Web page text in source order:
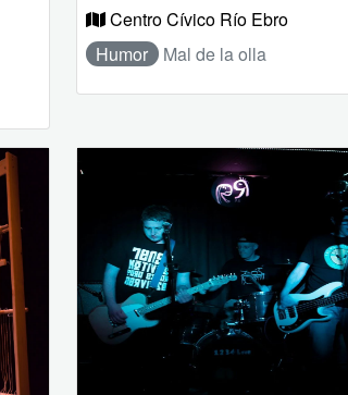
Centro Cívico Río Ebro
Humor
Mal de la olla